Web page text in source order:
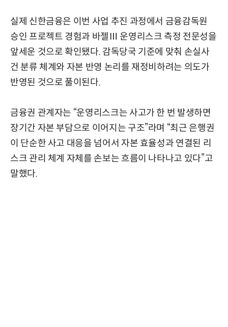
실제 신한금융은 이번 사업 추진 과정에서 금융감독원
승인 프로젝트 경험과 바젤Ⅲ 운영리스크 측정 전문성을
앞세운 것으로 확인됐다. 감독당국 기준에 맞춰 손실사
건 분류 체계와 자본 반영 논리를 재정비하려는 의도가
반영된 것으로 풀이된다.
금융권 관계자는 “운영리스크는 사고가 한 번 발생하면
장기간 자본 부담으로 이어지는 구조”라며 “최근 은행권
이 단순한 사고 대응을 넘어서 자본 효율성과 연결된 리
스크 관리 체계 자체를 손보는 흐름이 나타나고 있다”고
말했다.